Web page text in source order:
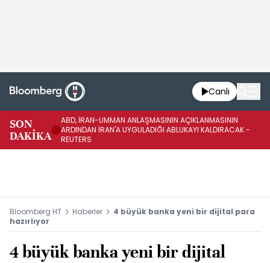
Canlı
SON
DAKİKA
ABD, İRAN-UMMAN ANLAŞMASININ AÇIKLANMASININ
ARDINDAN İRAN'A UYGULADIĞI ABLUKAYI KALDIRACAK -
REUTERS
Bloomberg HT Haberler
4 büyük banka yeni bir dijital para
hazırlıyor
4 büyük banka yeni bir dijital